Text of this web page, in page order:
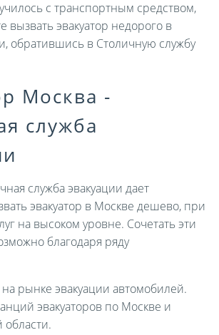
с транспортным средством,
вызвать эвакуатор недорого в
обратившись в Столичную службу
Москва -
служба
служба эвакуации дает
эвакуатор в Москве дешево, при
на высоком уровне. Сочетать эти
благодаря ряду
рынке эвакуации автомобилей.
эвакуаторов по Москве и
области.